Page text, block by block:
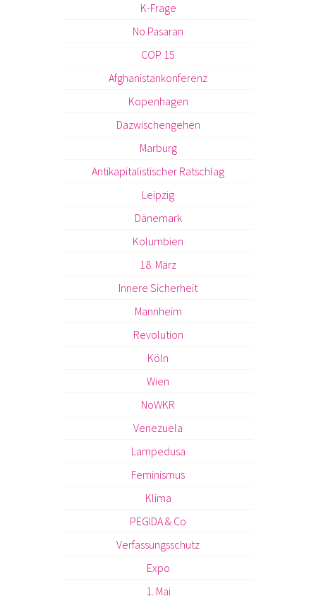
K-Frage
No Pasaran
COP 15
Afghanistankonferenz
Kopenhagen
Dazwischengehen
Marburg
Antikapitalistischer Ratschlag
Leipzig
Dänemark
Kolumbien
18. März
Innere Sicherheit
Mannheim
Revolution
Köln
Wien
NoWKR
Venezuela
Lampedusa
Feminismus
Klima
PEGIDA & Co
Verfassungsschutz
Expo
1. Mai